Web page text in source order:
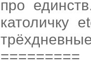
про
католичку
=========